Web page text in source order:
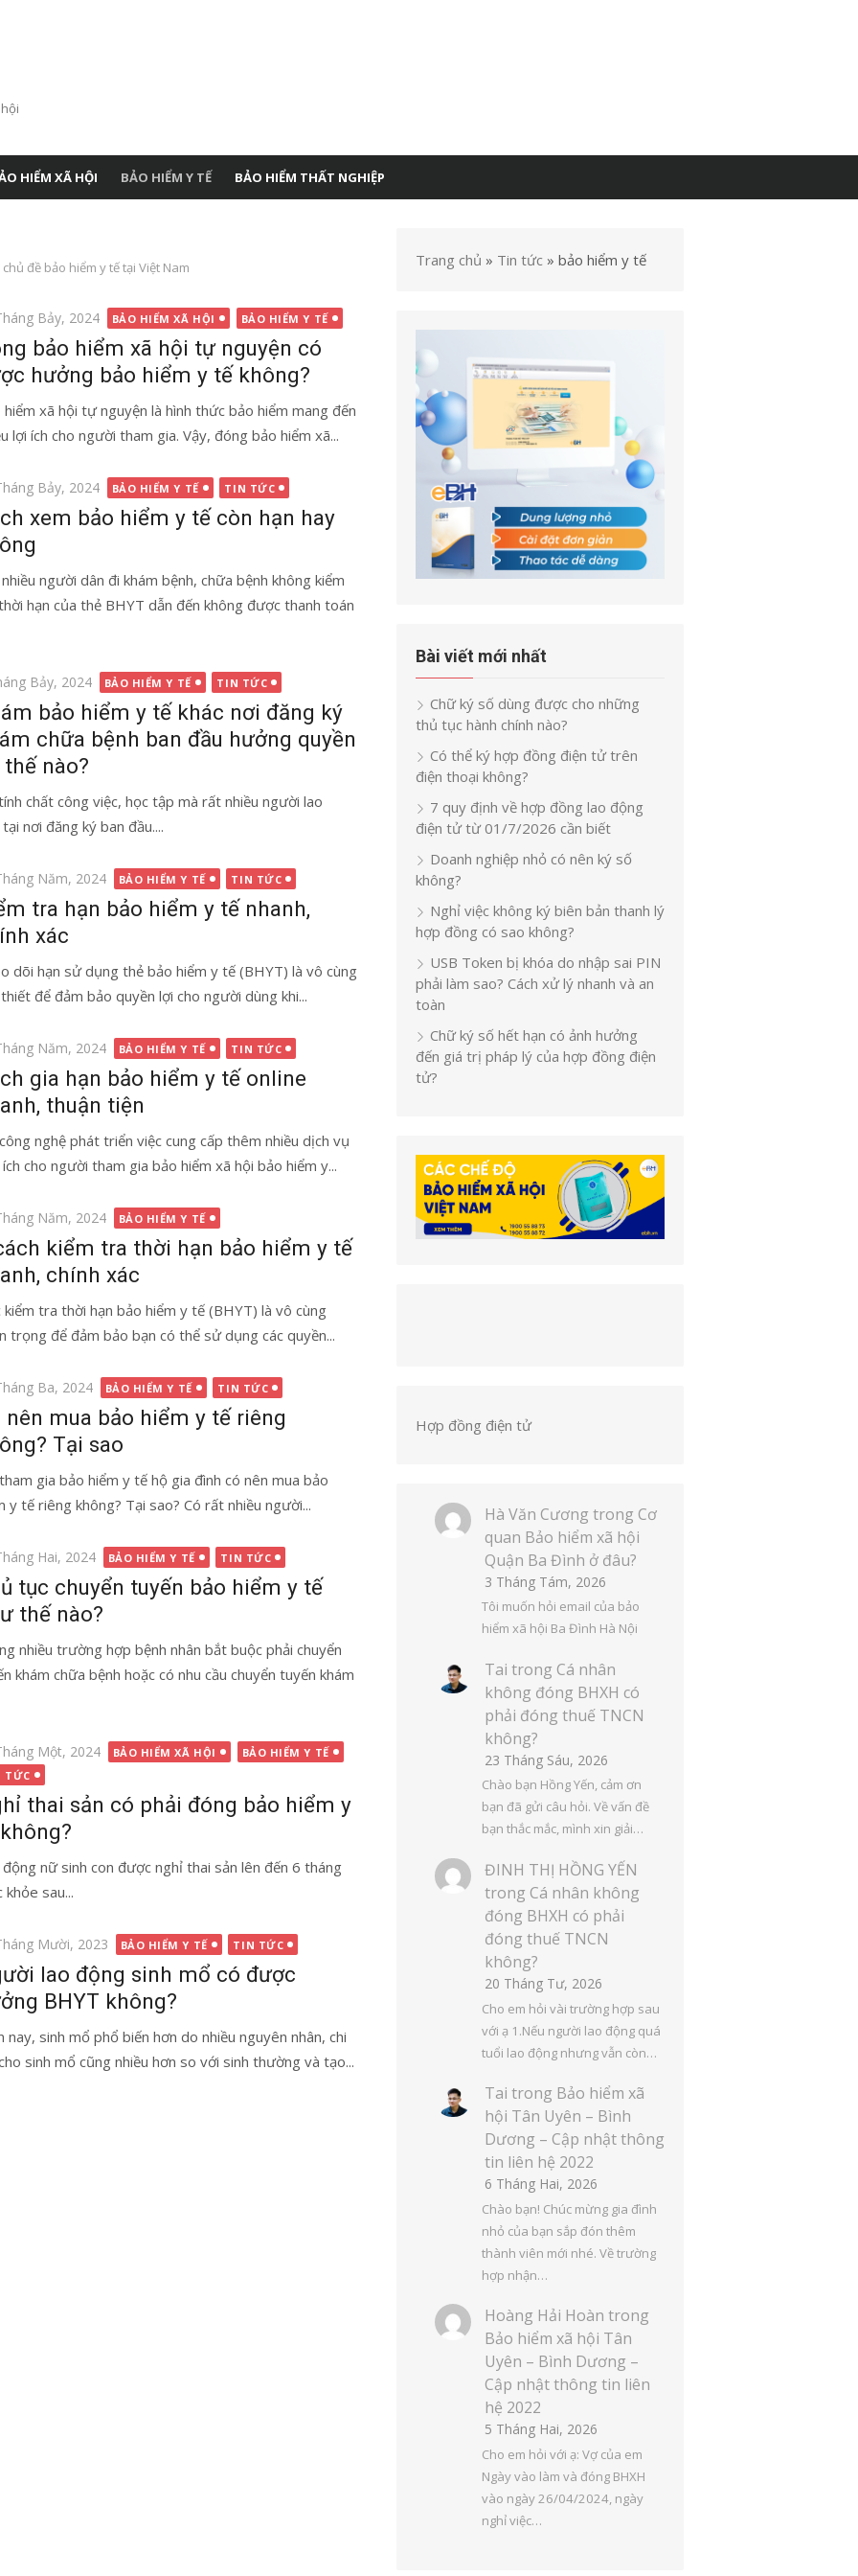
HIỂM XÃ HỘI BẢO HIỂM Y TẾ BẢO HIỂM THẤT NGHIỆP
đề bảo hiểm y tế tại Việt Nam
Bảy, 2024 BẢO HIỂM XÃ HỘI BẢO HIỂM Y TẾ
bảo hiểm xã hội tự nguyện có
hưởng bảo hiểm y tế không?
hiểm xã hội tự nguyện là hình thức bảo hiểm mang đến
lợi ích cho người tham gia. Vậy, đóng bảo hiểm xã...
Bảy, 2024 BẢO HIỂM Y TẾ TIN TỨC
xem bảo hiểm y tế còn hạn hay
người dân đi khám bệnh, chữa bệnh không kiểm
hạn của thẻ BHYT dẫn đến không được thanh toán
Bảy, 2024 BẢO HIỂM Y TẾ TIN TỨC
bảo hiểm y tế khác nơi đăng ký
chữa bệnh ban đầu hưởng quyền
nào?
chất công việc, học tập mà rất nhiều người lao
nơi đăng ký ban đầu....
Năm, 2024 BẢO HIỂM Y TẾ TIN TỨC
tra hạn bảo hiểm y tế nhanh,
xác
dõi hạn sử dụng thẻ bảo hiểm y tế (BHYT) là vô cùng
để đảm bảo quyền lợi cho người dùng khi...
Năm, 2024 BẢO HIỂM Y TẾ TIN TỨC
gia hạn bảo hiểm y tế online
thuận tiện
nghệ phát triển việc cung cấp thêm nhiều dịch vụ
cho người tham gia bảo hiểm xã hội bảo hiểm y...
Năm, 2024 BẢO HIỂM Y TẾ
kiểm tra thời hạn bảo hiểm y tế
chính xác
kiểm tra thời hạn bảo hiểm y tế (BHYT) là vô cùng
trọng để đảm bảo bạn có thể sử dụng các quyền...
Ba, 2024 BẢO HIỂM Y TẾ TIN TỨC
nên mua bảo hiểm y tế riêng
Tại sao
gia bảo hiểm y tế hộ gia đình có nên mua bảo
y tế riêng không? Tại sao? Có rất nhiều người...
Hai, 2024 BẢO HIỂM Y TẾ TIN TỨC
tục chuyển tuyến bảo hiểm y tế
thế nào?
nhiều trường hợp bệnh nhân bắt buộc phải chuyển
khám chữa bệnh hoặc có nhu cầu chuyển tuyến khám
Một, 2024 BẢO HIỂM XÃ HỘI
BẢO HIỂM Y TẾ
TỨC
thai sản có phải đóng bảo hiểm y
động nữ sinh con được nghỉ thai sản lên đến 6 tháng
sau...
Mười, 2023 BẢO HIỂM Y TẾ TIN TỨC
lao động sinh mổ có được
BHYT không?
nay, sinh mổ phổ biến hơn do nhiều nguyên nhân, chi
sinh mổ cũng nhiều hơn so với sinh thường và tạo...
Trang chủ » Tin tức » bảo hiểm y tế
Bài viết mới nhất
Chữ ký số dùng được cho những
thủ tục hành chính nào?
Có thể ký hợp đồng điện tử trên
điện thoại không?
7 quy định về hợp đồng lao động
điện tử từ 01/7/2026 cần biết
Doanh nghiệp nhỏ có nên ký số
không?
Nghỉ việc không ký biên bản thanh lý
hợp đồng có sao không?
USB Token bị khóa do nhập sai PIN
phải làm sao? Cách xử lý nhanh và an
toàn
Chữ ký số hết hạn có ảnh hưởng
đến giá trị pháp lý của hợp đồng điện
tử?
Hợp đồng điện tử
Hà Văn Cương trong Cơ
quan Bảo hiểm xã hội
Quận Ba Đình ở đâu?
3 Tháng Tám, 2026
Tôi muốn hỏi email của bảo
hiểm xã hội Ba Đình Hà Nội
Tai trong Cá nhân
không đóng BHXH có
phải đóng thuế TNCN
không?
23 Tháng Sáu, 2026
Chào bạn Hồng Yến, cảm ơn
bạn đã gửi câu hỏi. Về vấn đề
bạn thắc mắc, mình xin giải…
ĐINH THỊ HỒNG YẾN
trong Cá nhân không
đóng BHXH có phải
đóng thuế TNCN
không?
20 Tháng Tư, 2026
Cho em hỏi vài trường hợp sau
với ạ 1.Nếu người lao động quá
tuổi lao động nhưng vẫn còn…
Tai trong Bảo hiểm xã
hội Tân Uyên – Bình
Dương – Cập nhật thông
tin liên hệ 2022
6 Tháng Hai, 2026
Chào bạn! Chúc mừng gia đình
nhỏ của bạn sắp đón thêm
thành viên mới nhé. Về trường
hợp nhận…
Hoàng Hải Hoàn trong
Bảo hiểm xã hội Tân
Uyên – Bình Dương –
Cập nhật thông tin liên
hệ 2022
5 Tháng Hai, 2026
Cho em hỏi với ạ: Vợ của em
Ngày vào làm và đóng BHXH
vào ngày 26/04/2024, ngày
nghỉ việc…